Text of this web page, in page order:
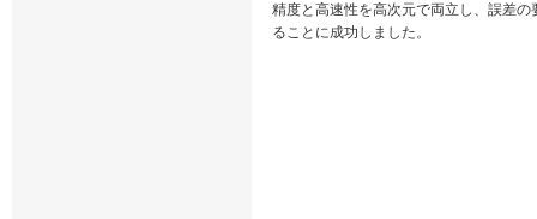
精度と高速性を高次元で両立し、誤差
ることに成功しました。